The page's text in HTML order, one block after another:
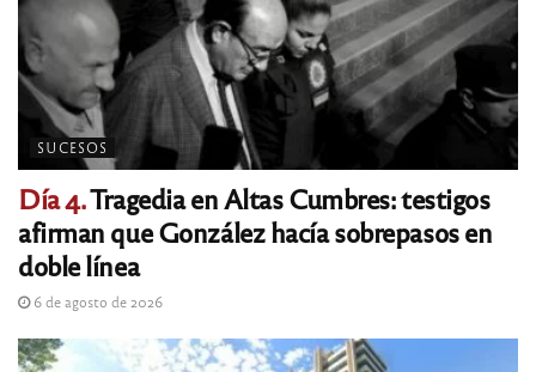
SUCESOS
Día 4.Tragedia en Altas Cumbres: testigos
afirman que González hacía sobrepasos en
doble línea
6 de agosto de 2026